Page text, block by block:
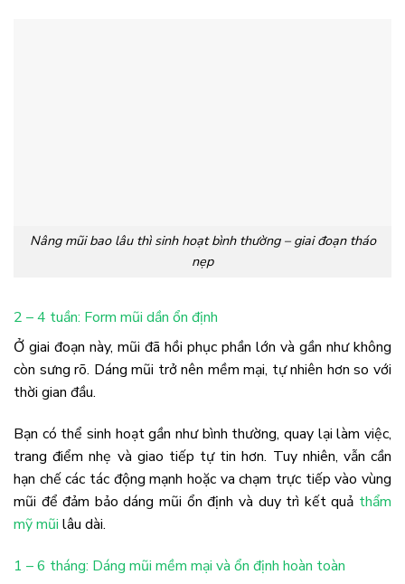
Nâng mũi bao lâu thì sinh hoạt bình thường – giai đoạn tháo
nẹp
2 – 4 tuần: Form mũi dần ổn định
Ở giai đoạn này, mũi đã hồi phục phần lớn và gần như không
còn sưng rõ. Dáng mũi trở nên mềm mại, tự nhiên hơn so với
thời gian đầu.
Bạn có thể sinh hoạt gần như bình thường, quay lại làm việc,
trang điểm nhẹ và giao tiếp tự tin hơn. Tuy nhiên, vẫn cần
hạn chế các tác động mạnh hoặc va chạm trực tiếp vào vùng
mũi để đảm bảo dáng mũi ổn định và duy trì kết quả thẩm
mỹ mũi lâu dài.
1 – 6 tháng: Dáng mũi mềm mại và ổn định hoàn toàn